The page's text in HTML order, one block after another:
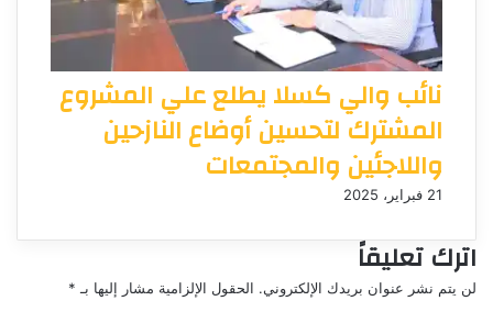
نائب والي كسلا يطلع علي المشروع
المشترك لتحسين أوضاع النازحين
واللاجئين والمجتمعات
21 فبراير، 2025
اترك تعليقاً
لن يتم نشر عنوان بريدك الإلكتروني. الحقول الإلزامية مشار إليها بـ *